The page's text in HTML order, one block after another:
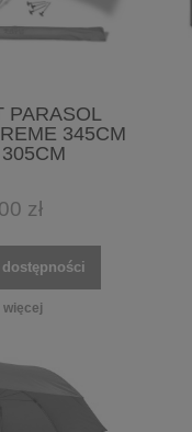
PARASOL
345CM
zł
więcej